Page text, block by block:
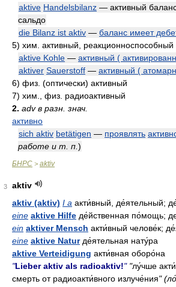
aktive Handelsbilanz — активный
сальдо
die Bilanz ist aktiv — баланс имеет
5) хим. активный, реакционноспособный
aktive Kohle — активный (
aktiver Sauerstoff — активный (
6) физ. (оптически) активный
7) хим., физ. радиоактивный
2. adv в разн. знач.
активно
sich aktiv betätigen — проявлять
работе и т. п. )
БНРС > aktiv
3
aktiv
aktiv (aktiv) I a акти́вный, де́ятельный;
eine aktive Hilfe де́йственная по́мощь;
ein aktiver Mensch акти́вный челове́к;
eine aktive Naturде́ятельная нату́ра
aktive Verteidigung акти́вная оборо́на
"Lieber aktiv als radioaktiv!" "лу́чше
смерть от радиоакти́вного излуче́ния"